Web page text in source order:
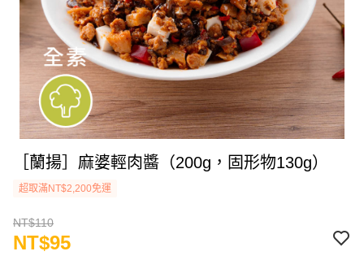
［蘭揚］麻婆輕肉醬（200g，固形物130g）
超取滿NT$2,200免運
NT$110
NT$95